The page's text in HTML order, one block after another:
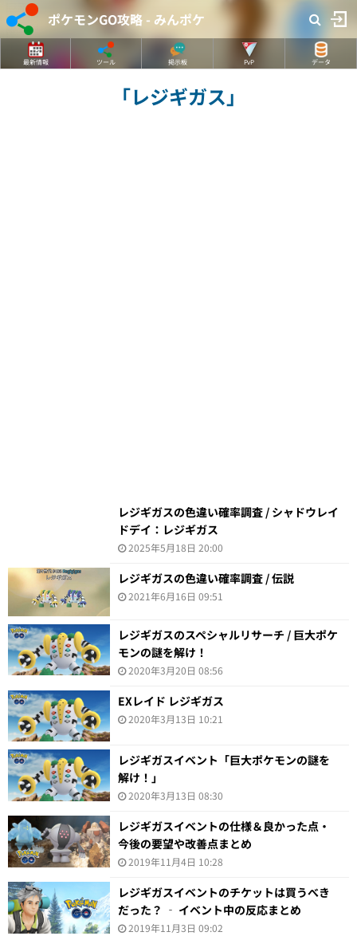
ポケモンGO攻略 - みんポケ
最新情報 ツール 掲示板 PvP データ
「レジギガス」
レジギガスの色違い確率調査 / シャドウレイ
ドデイ：レジギガス
2025年5月18日 20:00
レジギガスの色違い確率調査 / 伝説
2021年6月16日 09:51
レジギガスのスペシャルリサーチ / 巨大ポケ
モンの謎を解け！
2020年3月20日 08:56
EXレイド レジギガス
2020年3月13日 10:21
レジギガスイベント「巨大ポケモンの謎を
解け！」
2020年3月13日 08:30
レジギガスイベントの仕様＆良かった点・
今後の要望や改善点まとめ
2019年11月4日 10:28
レジギガスイベントのチケットは買うべき
だった？ ‐ イベント中の反応まとめ
2019年11月3日 09:02